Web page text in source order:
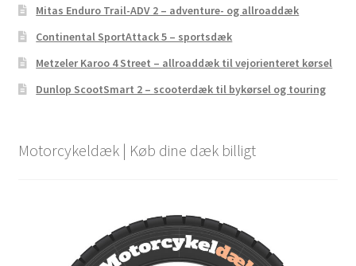
Mitas Enduro Trail-ADV 2 – adventure- og allroaddæk
Continental SportAttack 5 – sportsdæk
Metzeler Karoo 4 Street – allroaddæk til vejorienteret kørsel
Dunlop ScootSmart 2 – scooterdæk til bykørsel og touring
Motorcykeldæk | Køb dine dæk billigt